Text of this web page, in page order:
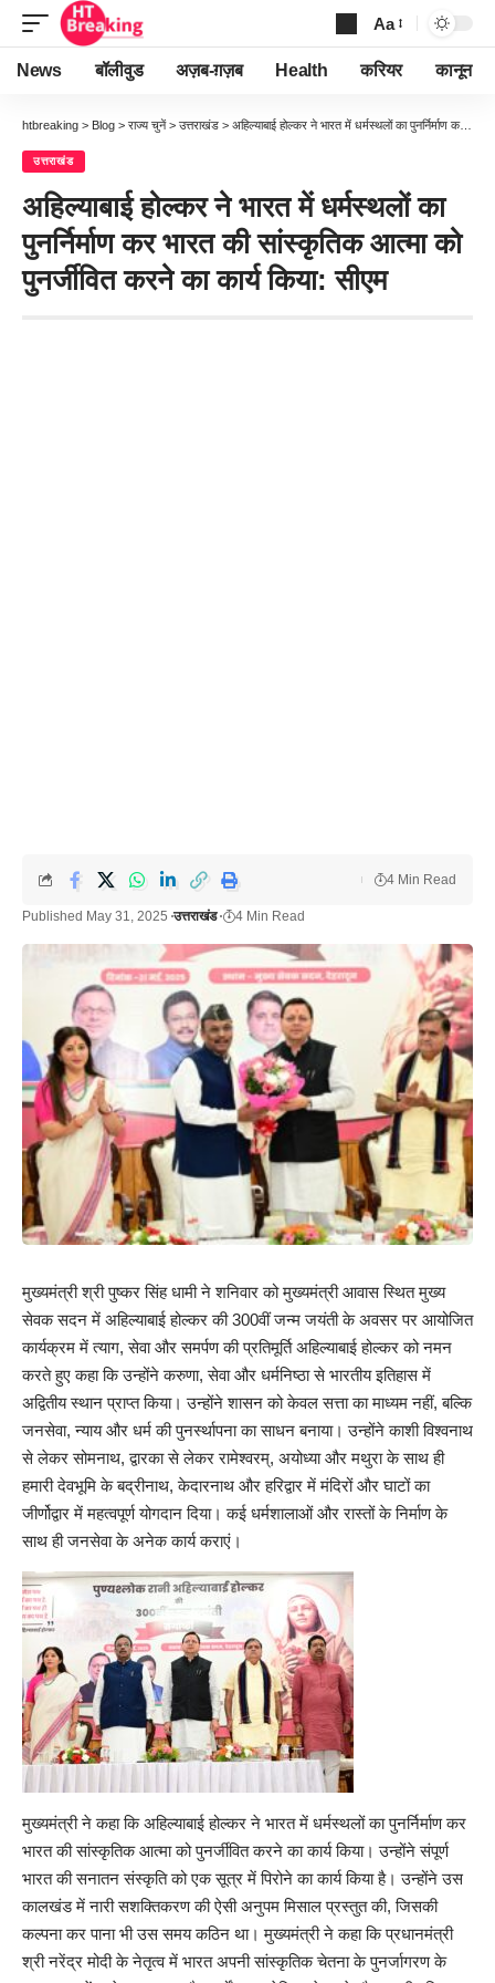
Font
Resizer
Aa
News बॉलीवुड अज़ब-ग़ज़ब Health करियर कानून
htbreaking > Blog > राज्य चुनें > उत्तराखंड > अहिल्याबाई होल्कर ने भारत में धर्मस्थलों का पुनर्निर्माण कर भारत की सांस्कृतिक आत्मा को पुनर्जीवित करने का कार्य किया: सीएम
उत्तराखंड
अहिल्याबाई होल्कर ने भारत में धर्मस्थलों का
पुनर्निर्माण कर भारत की सांस्कृतिक आत्मा को
पुनर्जीवित करने का कार्य किया: सीएम
Published May 31, 2025 उत्तराखंड 4 Min Read
4 Min Read
मुख्यमंत्री श्री पुष्कर सिंह धामी ने शनिवार को मुख्यमंत्री आवास स्थित मुख्य
सेवक सदन में अहिल्याबाई होल्कर की 300वीं जन्म जयंती के अवसर पर आयोजित
कार्यक्रम में त्याग, सेवा और समर्पण की प्रतिमूर्ति अहिल्याबाई होल्कर को नमन
करते हुए कहा कि उन्होंने करुणा, सेवा और धर्मनिष्ठा से भारतीय इतिहास में
अद्वितीय स्थान प्राप्त किया। उन्होंने शासन को केवल सत्ता का माध्यम नहीं, बल्कि
जनसेवा, न्याय और धर्म की पुनर्स्थापना का साधन बनाया। उन्होंने काशी विश्वनाथ
से लेकर सोमनाथ, द्वारका से लेकर रामेश्वरम्, अयोध्या और मथुरा के साथ ही
हमारी देवभूमि के बद्रीनाथ, केदारनाथ और हरिद्वार में मंदिरों और घाटों का
जीर्णोद्वार में महत्वपूर्ण योगदान दिया। कई धर्मशालाओं और रास्तों के निर्माण के
साथ ही जनसेवा के अनेक कार्य कराएं।
मुख्यमंत्री ने कहा कि अहिल्याबाई होल्कर ने भारत में धर्मस्थलों का पुनर्निर्माण कर
भारत की सांस्कृतिक आत्मा को पुनर्जीवित करने का कार्य किया। उन्होंने संपूर्ण
भारत की सनातन संस्कृति को एक सूत्र में पिरोने का कार्य किया है। उन्होंने उस
कालखंड में नारी सशक्तिकरण की ऐसी अनुपम मिसाल प्रस्तुत की, जिसकी
कल्पना कर पाना भी उस समय कठिन था। मुख्यमंत्री ने कहा कि प्रधानमंत्री
श्री नरेंद्र मोदी के नेतृत्व में भारत अपनी सांस्कृतिक चेतना के पुनर्जागरण के